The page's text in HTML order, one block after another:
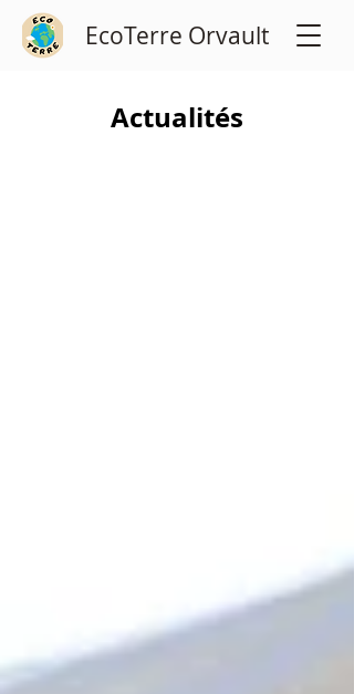
EcoTerre Orvault
Actualités